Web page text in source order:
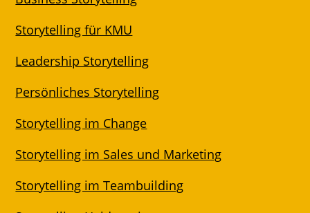
Storytelling für KMU
Leadership Storytelling
Persönliches Storytelling
Storytelling im Change
Storytelling im Sales und Marketing
Storytelling im Teambuilding